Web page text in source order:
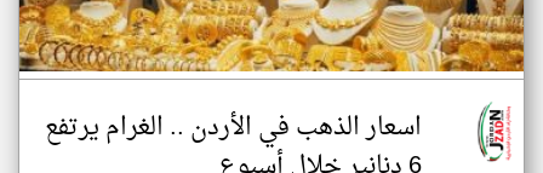
اسعار الذهب في الأردن .. الغرام يرتفع